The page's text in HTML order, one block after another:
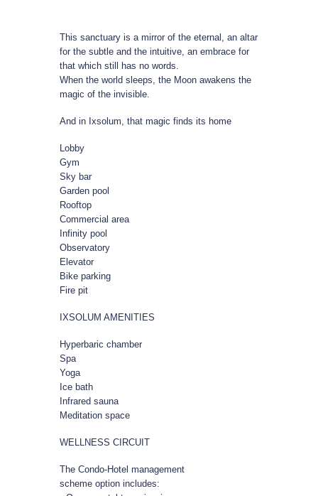
This sanctuary is a mirror of the eternal, an altar
for the subtle and the intuitive, an embrace for
that which still has no words.
When the world sleeps, the Moon awakens the
magic of the invisible.
And in Ixsolum, that magic finds its home
Lobby
Gym
Sky bar
Garden pool
Rooftop
Commercial area
Infinity pool
Observatory
Elevator
Bike parking
Fire pit
IXSOLUM AMENITIES
Hyperbaric chamber
Spa
Yoga
Ice bath
Infrared sauna
Meditation space
WELLNESS CIRCUIT
The Condo-Hotel management
scheme option includes: